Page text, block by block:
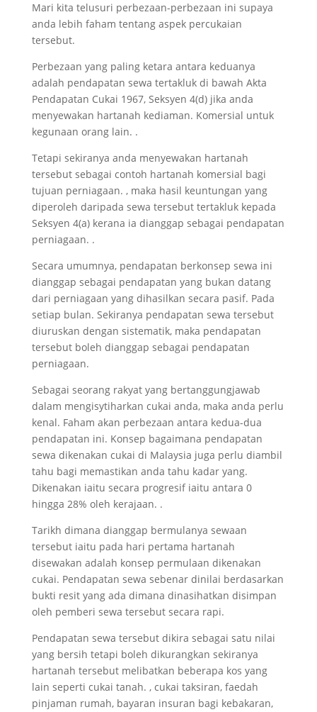
Mari kita telusuri perbezaan-perbezaan ini supaya
anda lebih faham tentang aspek percukaian
tersebut.
Perbezaan yang paling ketara antara keduanya
adalah pendapatan sewa tertakluk di bawah Akta
Pendapatan Cukai 1967, Seksyen 4(d) jika anda
menyewakan hartanah kediaman. Komersial untuk
kegunaan orang lain. .
Tetapi sekiranya anda menyewakan hartanah
tersebut sebagai contoh hartanah komersial bagi
tujuan perniagaan. , maka hasil keuntungan yang
diperoleh daripada sewa tersebut tertakluk kepada
Seksyen 4(a) kerana ia dianggap sebagai pendapatan
perniagaan. .
Secara umumnya, pendapatan berkonsep sewa ini
dianggap sebagai pendapatan yang bukan datang
dari perniagaan yang dihasilkan secara pasif. Pada
setiap bulan. Sekiranya pendapatan sewa tersebut
diuruskan dengan sistematik, maka pendapatan
tersebut boleh dianggap sebagai pendapatan
perniagaan.
Sebagai seorang rakyat yang bertanggungjawab
dalam mengisytiharkan cukai anda, maka anda perlu
kenal. Faham akan perbezaan antara kedua-dua
pendapatan ini. Konsep bagaimana pendapatan
sewa dikenakan cukai di Malaysia juga perlu diambil
tahu bagi memastikan anda tahu kadar yang.
Dikenakan iaitu secara progresif iaitu antara 0
hingga 28% oleh kerajaan. .
Tarikh dimana dianggap bermulanya sewaan
tersebut iaitu pada hari pertama hartanah
disewakan adalah konsep permulaan dikenakan
cukai. Pendapatan sewa sebenar dinilai berdasarkan
bukti resit yang ada dimana dinasihatkan disimpan
oleh pemberi sewa tersebut secara rapi.
Pendapatan sewa tersebut dikira sebagai satu nilai
yang bersih tetapi boleh dikurangkan sekiranya
hartanah tersebut melibatkan beberapa kos yang
lain seperti cukai tanah. , cukai taksiran, faedah
pinjaman rumah, bayaran insuran bagi kebakaran,